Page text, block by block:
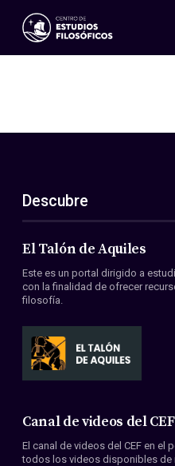
Eventos
ES
EN
Acerca de nosotros
Miembros
Convenios
Descubre
El Talón de Aquiles
Este es un portal dirigido a
con la finalidad de ofrecer
filosofía.
Canal de videos del CEF
El canal de videos del CEF en el
todos los videos disponibles de